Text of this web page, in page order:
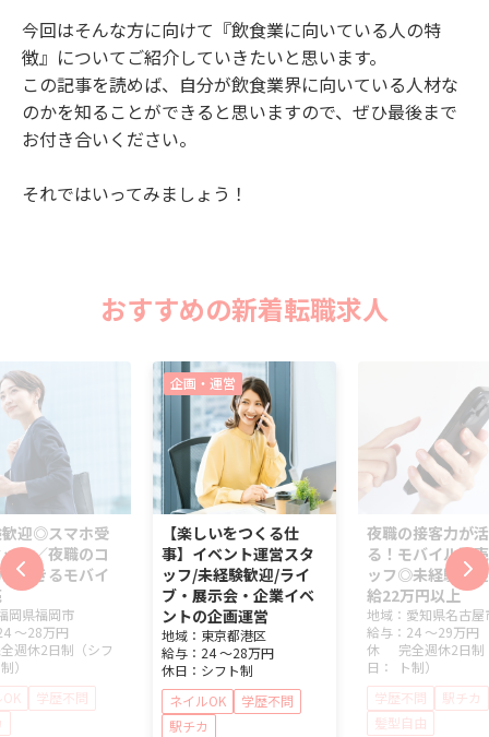
今回はそんな方に向けて『飲食業に向いている人の特
徴』についてご紹介していきたいと思います。
この記事を読めば、自分が飲食業界に向いている人材な
のかを知ることができると思いますので、ぜひ最後まで
お付き合いください。
それではいってみましょう！
おすすめの新着転職求人
迎◎スマホ受
フ／夜職のコ
活きるモバイ
岡県福岡市
～28万円
週休2日制（シフ
）
学歴不問
企画・運営
【楽しいをつくる仕
事】イベント運営スタ
ッフ/未経験歓迎/ライ
ブ・展示会・企業イベ
ントの企画運営
地域： 東京都港区
給与： 24 ～28万円
休日： シフト制
ネイルOK
学歴不問
駅チカ
夜職の接客力が
る！モバイル販
ッフ◎未経験歓
給22万円以上
地域： 愛知県名古屋
給与： 24 ～29万円
休
日：
完全週休2日制
ト制）
学歴不問
駅チカ
髪型自由